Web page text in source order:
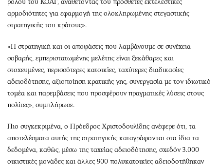
αρμοδιότητες για εφαρμογή της ολοκληρωμένης στεγαστικής
στρατηγικής του κράτους».
«Η στρατηγική και οι αποφάσεις που λαμβάνουμε σε συνέχεια
σοβαρής, εμπεριστατωμένης μελέτης είναι ξεκάθαρες και
στοχευμένες, περισσότερες κατοικίες, ταχύτερες διαδικασίες
αδειοδότησης, αξιοποίηση κρατικής γης, συνεργασία με τον ιδιωτικό
τομέα και παρεμβάσεις που προσφέρουν πραγματικές λύσεις στους
πολίτες», συμπλήρωσε.
Πιο συγκεκριμένα, ο Πρόεδρος Χριστοδουλίδης ανέφερε ότι, τα
αποτελέσματα αυτής της στρατηγικής καταγράφονται στα ίδια τα
δεδομένα, καθώς, μέσω της ταχείας αδειοδότησης, σχεδόν 3.000
οικιστικές μονάδες και άλλες 900 πολυκατοικίες αδειοδοτήθηκαν